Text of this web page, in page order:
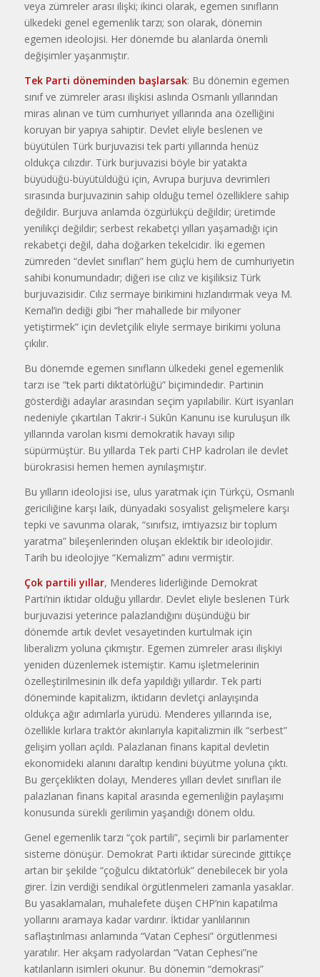
veya zümreler arası ilişki; ikinci olarak, egemen sınıfların
ülkedeki genel egemenlik tarzı; son olarak, dönemin
egemen ideolojisi. Her dönemde bu alanlarda önemli
değişimler yaşanmıştır.
Tek Parti döneminden başlarsak: Bu dönemin egemen
sınıf ve zümreler arası ilişkisi aslında Osmanlı yıllarından
miras alınan ve tüm cumhuriyet yıllarında ana özelliğini
koruyan bir yapıya sahiptir. Devlet eliyle beslenen ve
büyütülen Türk burjuvazisi tek parti yıllarında henüz
oldukça cılızdır. Türk burjuvazisi böyle bir yatakta
büyüdüğü-büyütüldüğü için, Avrupa burjuva devrimleri
sırasında burjuvazinin sahip olduğu temel özelliklere sahip
değildir. Burjuva anlamda özgürlükçü değildir; üretimde
yenilikçi değildir; serbest rekabetçi yılları yaşamadığı için
rekabetçi değil, daha doğarken tekelcidir. İki egemen
zümreden “devlet sınıfları” hem güçlü hem de cumhuriyetin
sahibi konumundadır; diğeri ise cılız ve kişiliksiz Türk
burjuvazisidir. Cılız sermaye birikimini hızlandırmak veya M.
Kemal’in dediği gibi “her mahallede bir milyoner
yetiştirmek” için devletçilik eliyle sermaye birikimi yoluna
çıkılır.
Bu dönemde egemen sınıfların ülkedeki genel egemenlik
tarzı ise “tek parti diktatörlüğü” biçimindedir. Partinin
gösterdiği adaylar arasından seçim yapılabilir. Kürt isyanları
nedeniyle çıkartılan Takrir-i Sükûn Kanunu ise kuruluşun ilk
yıllarında varolan kısmi demokratik havayı silip
süpürmüştür. Bu yıllarda Tek parti CHP kadroları ile devlet
bürokrasisi hemen hemen aynılaşmıştır.
Bu yılların ideolojisi ise, ulus yaratmak için Türkçü, Osmanlı
gericiliğine karşı laik, dünyadaki sosyalist gelişmelere karşı
tepki ve savunma olarak, “sınıfsız, imtiyazsız bir toplum
yaratma” bileşenlerinden oluşan eklektik bir ideolojidir.
Tarih bu ideolojiye “Kemalizm” adını vermiştir.
Çok partili yıllar, Menderes liderliğinde Demokrat
Parti’nin iktidar olduğu yıllardır. Devlet eliyle beslenen Türk
burjuvazisi yeterince palazlandığını düşündüğü bir
dönemde artık devlet vesayetinden kurtulmak için
liberalizm yoluna çıkmıştır. Egemen zümreler arası ilişkiyi
yeniden düzenlemek istemiştir. Kamu işletmelerinin
özelleştirilmesinin ilk defa yapıldığı yıllardır. Tek parti
döneminde kapitalizm, iktidarın devletçi anlayışında
oldukça ağır adımlarla yürüdü. Menderes yıllarında ise,
özellikle kırlara traktör akınlarıyla kapitalizmin ilk “serbest”
gelişim yolları açıldı. Palazlanan finans kapital devletin
ekonomideki alanını daraltıp kendini büyütme yoluna çıktı.
Bu gerçeklikten dolayı, Menderes yılları devlet sınıfları ile
palazlanan finans kapital arasında egemenliğin paylaşımı
konusunda sürekli gerilimin yaşandığı dönem oldu.
Genel egemenlik tarzı “çok partili”, seçimli bir parlamenter
sisteme dönüşür. Demokrat Parti iktidar sürecinde gittikçe
artan bir şekilde “çoğulcu diktatörlük” denebilecek bir yola
girer. İzin verdiği sendikal örgütlenmeleri zamanla yasaklar.
Bu yasaklamaları, muhalefete düşen CHP’nin kapatılma
yollarını aramaya kadar vardırır. İktidar yanlılarının
saflaştırılması anlamında “Vatan Cephesi” örgütlenmesi
yaratılır. Her akşam radyolardan “Vatan Cephesi”ne
katılanların isimleri okunur. Bu dönemin “demokrasi”